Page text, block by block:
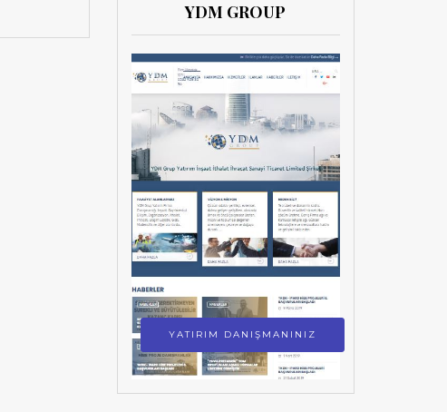
YDM GROUP
YATIRIM DANIŞMANINIZ